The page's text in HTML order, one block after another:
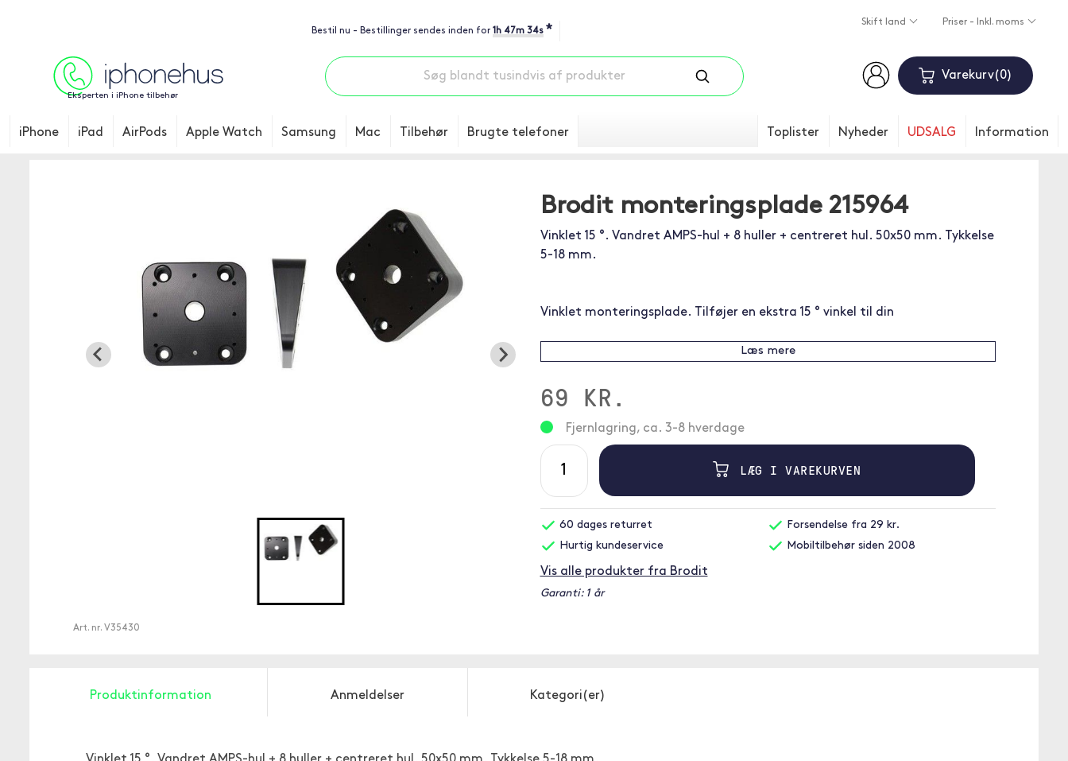
Bestil nu - Bestillinger sendes inden for 1h 47m 33s *
Skift land Priser - Inkl. moms
Eksperten i iPhone tilbehør
Varekurv 0
iPhone iPad AirPods Apple Watch Samsung Mac Tilbehør Brugte telefoner Toplister Nyheder UDSALG Information
Art. nr. V35430
Brodit monteringsplade 215964
Vinklet 15 °. Vandret AMPS-hul + 8 huller + centreret hul. 50x50 mm. Tykkelse
5-18 mm.
Vinklet monteringsplade. Tilføjer en ekstra 15 ° vinkel til din
Læs mere
69 KR.
Fjernlagring, ca. 3-8 hverdage
LÆG I VAREKURVEN
60 dages returret
Forsendelse fra 29 kr.
Hurtig kundeservice
Mobiltilbehør siden 2008
Vis alle produkter fra Brodit
Garanti: 1 år
Produktinformation Anmeldelser Kategori(er)